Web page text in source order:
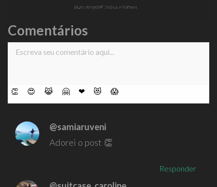
Comentários
👏 😍 😹 🤗 ❤ 😻 😱
@samiaruveni
Adorei o post 👏
Responder